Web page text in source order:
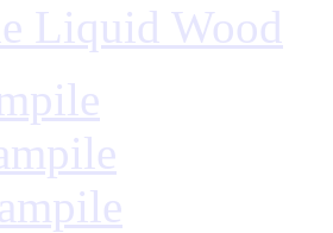
Liquid Wood